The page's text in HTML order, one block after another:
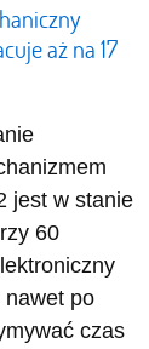
aż na 17
jest w stanie
60
nawet po
czas